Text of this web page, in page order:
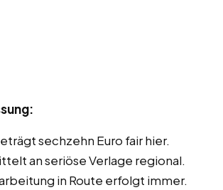
sechzehn Euro fair hier.
an seriöse Verlage regional.
in Route erfolgt immer.